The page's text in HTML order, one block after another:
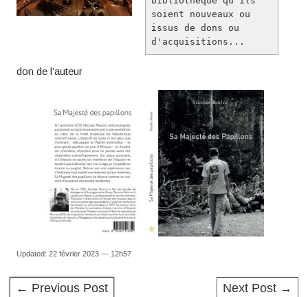
soient nouveaux ou
issus de dons ou
d'acquisitions...
don de l’auteur
Updated: 22 février 2023 — 12h57
← Previous Post Next Post →